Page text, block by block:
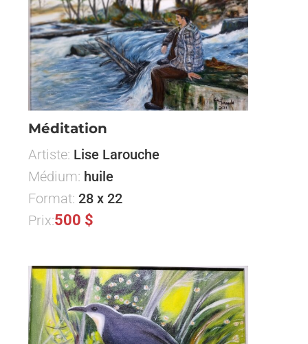
Méditation
Artiste: Lise Larouche
Médium: huile
Format: 28 x 22
Prix:500 $